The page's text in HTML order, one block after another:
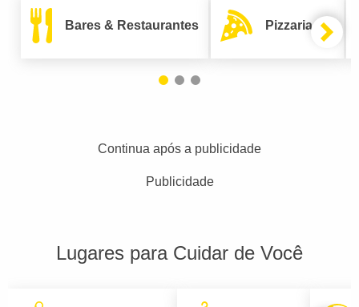
Bares & Restaurantes Pizzarias
Continua após a publicidade
Publicidade
Lugares para Cuidar de Você